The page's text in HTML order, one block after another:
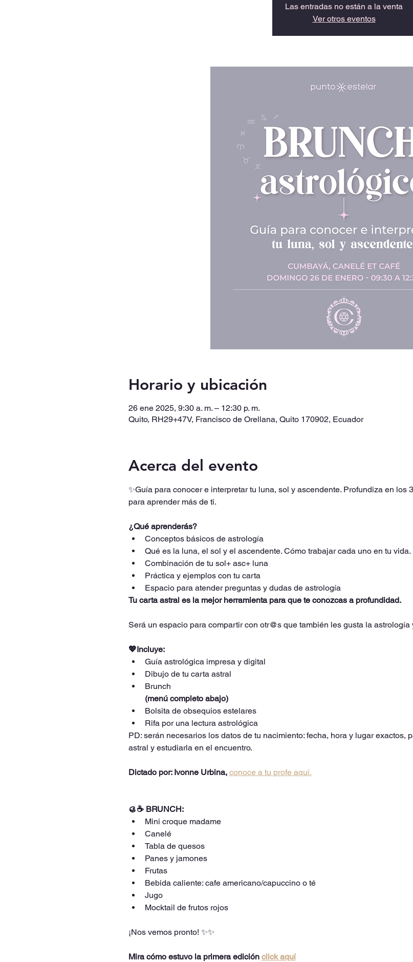
Las entradas no están a la venta
Ver otros eventos
Horario y ubicación
26 ene 2025, 9:30 a. m. – 12:30 p. m.
Quito, RH29+47V, Francisco de Orellana, Quito 170902, Ecuador
Acerca del evento
✨Guía para conocer e interpretar tu luna, sol y ascendente. Profundiza en los
para aprender más de ti.
¿Qué aprenderás?
Conceptos básicos de astrología
Qué es la luna, el sol y el ascendente. Cómo trabajar cada uno en tu vida.
Combinación de tu sol+ asc+ luna
Práctica y ejemplos con tu carta
Espacio para atender preguntas y dudas de astrología
Tu carta astral es la mejor herramienta para que te conozcas a profundidad.
Será un espacio para compartir con otr@s que también les gusta la
💖Incluye:
Guía astrológica impresa y digital
Dibujo de tu carta astral
Brunch
(menú completo abajo)
Bolsita de obsequios estelares
Rifa por una lectura astrológica
PD: serán necesarios los datos de tu nacimiento: fecha, hora y lugar exactos,
astral y estudiarla en el encuentro.
Dictado por: Ivonne Urbina, conoce a tu profe aquí.
🥮☕ BRUNCH:
Mini croque madame
Canelé
Tabla de quesos
Panes y jamones
Frutas
Bebida caliente: cafe americano/capuccino o té
Jugo
Mocktail de frutos rojos
¡Nos vemos pronto! ✨✨
Mira cómo estuvo la primera edición click aquí